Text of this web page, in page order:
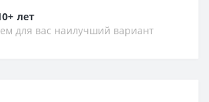
лет
для вас наилучший вариант